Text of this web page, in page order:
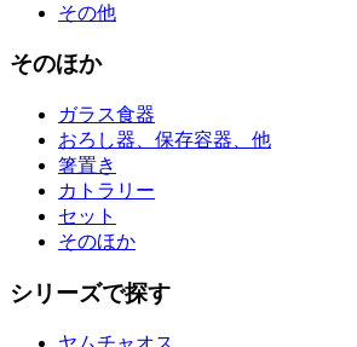
その他
そのほか
ガラス食器
おろし器、保存容器、他
箸置き
カトラリー
セット
そのほか
シリーズで探す